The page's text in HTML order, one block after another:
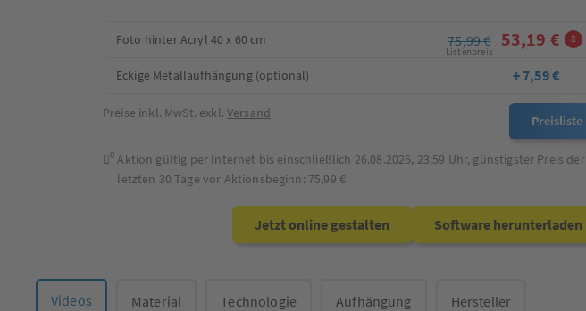
Foto hinter Acryl 40 x 60 cm 75,99 €
Listenpreis
53,19 €
Eckige Metallaufhängung (optional) + 7,59 €
Preisliste
Preise inkl. MwSt. exkl.Versand
0 Aktion gültig per Internet bis einschließlich 26.08.2026, 23:59 Uhr, günstigster Preis der
letzten 30 Tage vor Aktionsbeginn: 75,99 €
Jetzt online gestalten Software herunterladen
Videos Material Technologie Aufhängung Hersteller